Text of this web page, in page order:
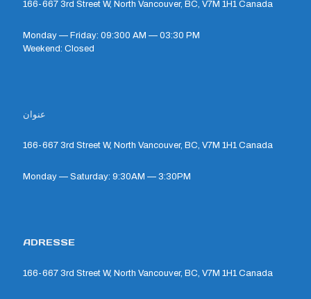
166-667 3rd Street W, North Vancouver, BC, V7M 1H1 Canada
Monday — Friday: 09:300 AM — 03:30 PM
Weekend: Closed
عنوان
166-667 3rd Street W, North Vancouver, BC, V7M 1H1 Canada
Monday — Saturday: 9:30AM — 3:30PM
ADRESSE
166-667 3rd Street W, North Vancouver, BC, V7M 1H1 Canada